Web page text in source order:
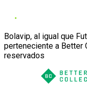
Bolavip, al igual que
perteneciente a Better
reservados